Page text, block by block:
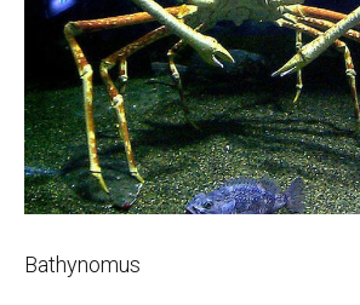
Bathynomus